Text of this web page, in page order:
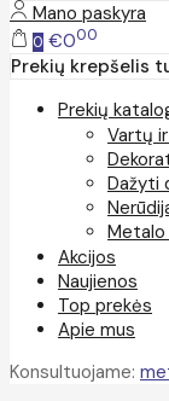
Mano paskyra
0 €000
Prekių krepšelis
Prekių
Vartų
Dažyti
Metalo
Akcijos
Naujienos
Top prekės
Apie mus
Konsultuojame: